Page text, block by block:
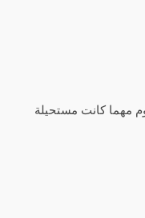
مهما كانت مستحيلة